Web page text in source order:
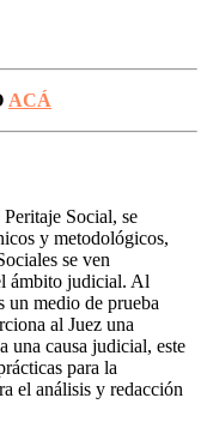
ACÁ
Social, se
y metodológicos,
se ven
ámbito judicial. Al
un medio de prueba
al Juez una
una causa judicial, este
para la
el análisis y redacción